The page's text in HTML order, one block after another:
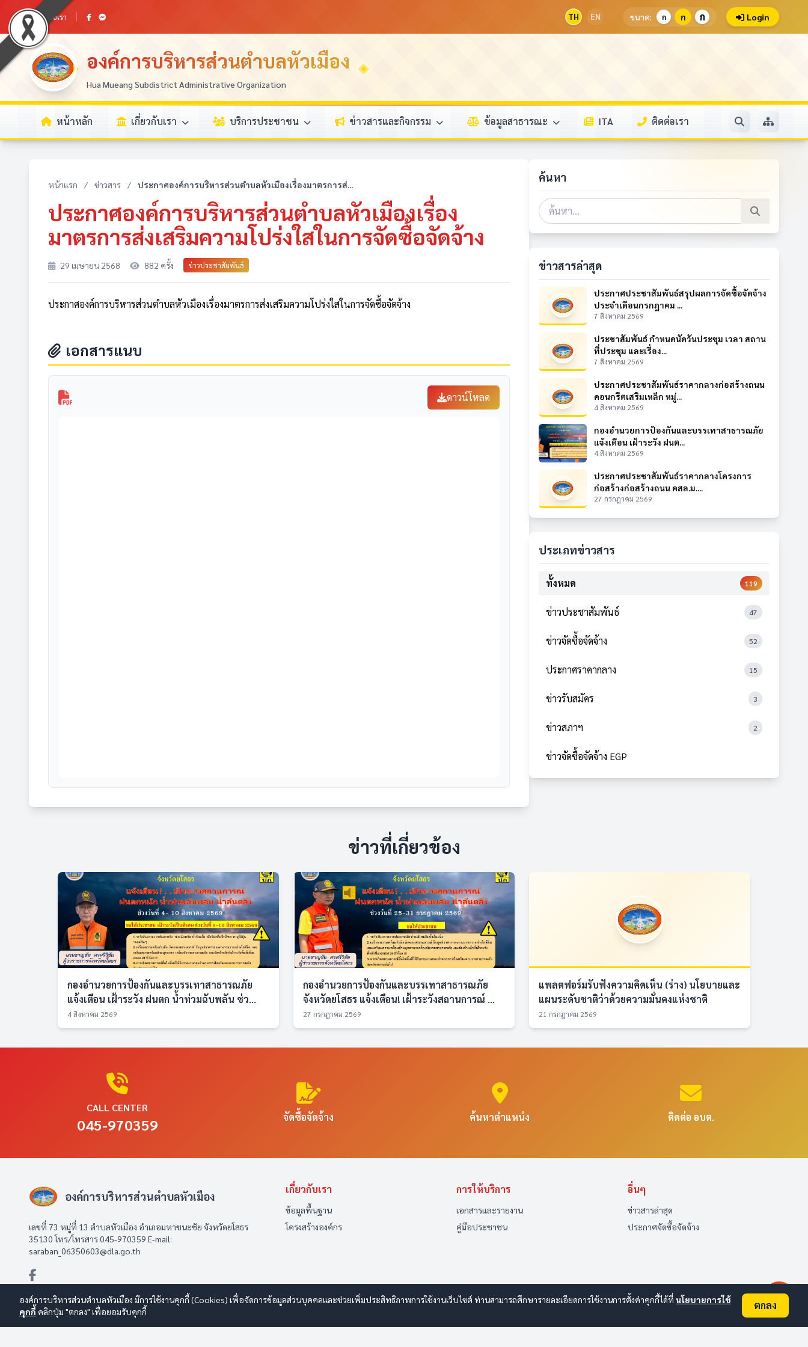
ติดต่อเรา TH EN ขนาด: ก ก ก Login
องค์การบริหารส่วนตำบลหัวเมือง
Hua Mueang Subdistrict Administrative Organization
หน้าหลัก เกี่ยวกับเรา บริการประชาชน ข่าวสารและกิจกรรม ข้อมูลสาธารณะ ITA ติดต่อเรา
หน้าแรก / ข่าวสาร / ประกาศองค์การบริหารส่วนตำบลหัวเมืองเรื่องมาตรการส่...
ประกาศองค์การบริหารส่วนตำบลหัวเมืองเรื่อง
มาตรการส่งเสริมความโปร่งใสในการจัดซื้อจัดจ้าง
29 เมษายน 2568 882 ครั้ง ข่าวประชาสัมพันธ์
ประกาศองค์การบริหารส่วนตำบลหัวเมืองเรื่องมาตรการส่งเสริมความโปร่งใสในการจัดซื้อจัดจ้าง
เอกสารแนบ
ดาวน์โหลด
ค้นหา
ข่าวสารล่าสุด
ประกาศประชาสัมพันธ์สรุปผลการจัดซื้อจัดจ้าง
ประจำเดือนกรกฎาคม ...
7 สิงหาคม 2569
ประชาสัมพันธ์ กำหนดนัดวันประชุม เวลา สถาน
ที่ประชุม และเรื่อง...
7 สิงหาคม 2569
ประกาศประชาสัมพันธ์ราคากลางก่อสร้างถนน
คอนกรีตเสริมเหล็ก หมู่...
4 สิงหาคม 2569
กองอำนวยการป้องกันและบรรเทาสาธารณภัย
แจ้งเตือน เฝ้าระวัง ฝนต...
4 สิงหาคม 2569
ประกาศประชาสัมพันธ์ราคากลางโครงการ
ก่อสร้างก่อสร้างถนน คสล.ม....
27 กรกฎาคม 2569
ประเภทข่าวสาร
ทั้งหมด 119
ข่าวประชาสัมพันธ์ 47
ข่าวจัดซื้อจัดจ้าง 52
ประกาศราคากลาง 15
ข่าวรับสมัคร 3
ข่าวสภาฯ 2
ข่าวจัดซื้อจัดจ้าง EGP
ข่าวที่เกี่ยวข้อง
กองอำนวยการป้องกันและบรรเทาสาธารณภัย
แจ้งเตือน เฝ้าระวัง ฝนตก น้ำท่วมฉับพลัน ช่ว...
4 สิงหาคม 2569
กองอำนวยการป้องกันและบรรเทาสาธารณภัย
จังหวัดยโสธร แจ้งเตือน! เฝ้าระวังสถานการณ์ ...
27 กรกฎาคม 2569
แพลตฟอร์มรับฟังความคิดเห็น (ร่าง) นโยบายและ
แผนระดับชาติว่าด้วยความมั่นคงแห่งชาติ
21 กรกฎาคม 2569
CALL CENTER
045-970359 จัดซื้อจัดจ้าง ค้นหาตำแหน่ง ติดต่อ อบต.
องค์การบริหารส่วนตำบลหัวเมือง
เลขที่ 73 หมู่ที่ 13 ตำบลหัวเมือง อำเภอมหาชนะชัย จังหวัดยโสธร
35130 โทร/โทรสาร 045-970359 E-mail:
saraban_06350603@dla.go.th
เกี่ยวกับเรา
ข้อมูลพื้นฐาน
โครงสร้างองค์กร
การให้บริการ
เอกสารและรายงาน
คู่มือประชาชน
อื่นๆ
ข่าวสารล่าสุด
ประกาศจัดซื้อจัดจ้าง
องค์การบริหารส่วนตำบลหัวเมือง มีการใช้งานคุกกี้ (Cookies) เพื่อจัดการข้อมูลส่วนบุคคลและช่วยเพิ่มประสิทธิภาพการใช้งานเว็บไซต์ ท่านสามารถศึกษารายละเอียดการใช้งานการตั้งค่าคุกกี้ได้ที่ นโยบายการใช้
คุกกี้ คลิกปุ่ม "ตกลง" เพื่อยอมรับคุกกี้ ตกลง